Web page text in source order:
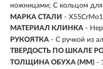
ножницами; С кольцом
МАРКА СТАЛИ -
МАТЕРИАЛ КЛИНКА -
РУКОЯТКА - С ручкой из
ТВЕРДОСТЬ ПО ШКАЛЕ
ТОЛЩИНА ОБУХА (ММ) -